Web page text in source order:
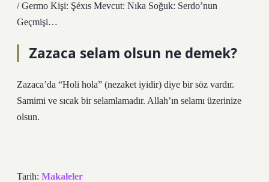
/ Germo Kişi: Şéxıs Mevcut: Nıka Soğuk: Serdo’nun
Geçmişi…
Zazaca selam olsun ne demek?
Zazaca’da “Holi hola” (nezaket iyidir) diye bir söz vardır.
Samimi ve sıcak bir selamlamadır. Allah’ın selamı üzerinize
olsun.
Tarih: Makaleler